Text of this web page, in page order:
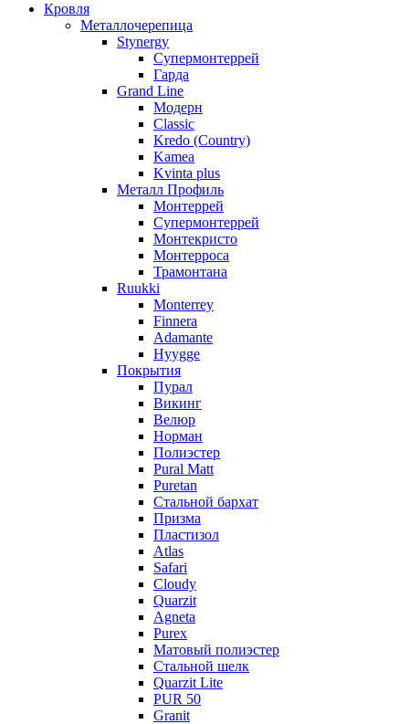
Кровля
Металлочерепица
Stynergy
Супермонтеррей
Гарда
Grand Line
Модерн
Classic
Kredo (Country)
Kamea
Kvinta plus
Металл Профиль
Монтеррей
Супермонтеррей
Монтекристо
Монтерроса
Трамонтана
Ruukki
Monterrey
Finnera
Adamante
Hyygge
Покрытия
Пурал
Викинг
Велюр
Норман
Полиэстер
Pural Matt
Puretan
Стальной бархат
Призма
Пластизол
Atlas
Safari
Cloudy
Quarzit
Agneta
Purex
Матовый полиэстер
Стальной шелк
Quarzit Lite
PUR 50
Granit